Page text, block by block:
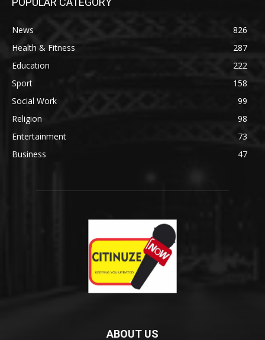
News
826
Health & Fitness
287
Education
222
Sport
158
Social Work
99
Religion
98
Entertainment
73
Business
47
ABOUT US